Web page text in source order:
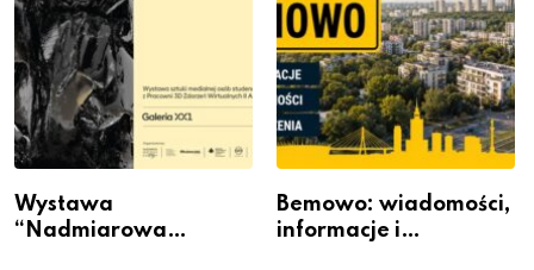
Wystawa
“Nadmiarowa
Bemowo: wiadomości,
informacje i